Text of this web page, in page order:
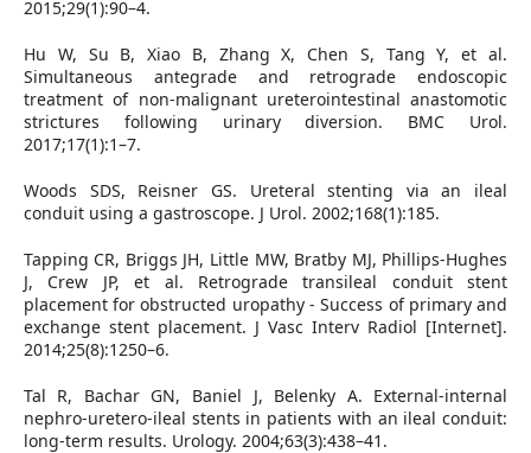
2015;29(1):90–4.
Hu W, Su B, Xiao B, Zhang X, Chen S, Tang Y, et al.
Simultaneous antegrade and retrograde endoscopic
treatment of non-malignant ureterointestinal anastomotic
strictures following urinary diversion. BMC Urol.
2017;17(1):1–7.
Woods SDS, Reisner GS. Ureteral stenting via an ileal
conduit using a gastroscope. J Urol. 2002;168(1):185.
Tapping CR, Briggs JH, Little MW, Bratby MJ, Phillips-Hughes
J, Crew JP, et al. Retrograde transileal conduit stent
placement for obstructed uropathy - Success of primary and
exchange stent placement. J Vasc Interv Radiol [Internet].
2014;25(8):1250–6.
Tal R, Bachar GN, Baniel J, Belenky A. External-internal
nephro-uretero-ileal stents in patients with an ileal conduit:
long-term results. Urology. 2004;63(3):438–41.